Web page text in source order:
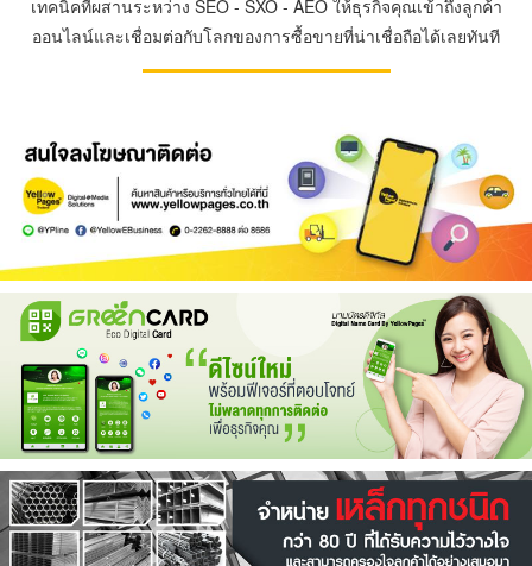
เทคนิคที่ผสานระหว่าง SEO - SXO - AEO ให้ธุรกิจคุณเข้าถึงลูกค้า
ออนไลน์และเชื่อมต่อกับโลกของการซื้อขายที่น่าเชื่อถือได้เลยทันที